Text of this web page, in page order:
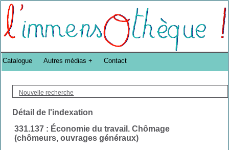
Bibliothèque DoucheFLUX Bibliotheek -->
Nouvelle recherche
Détail de l'indexation
331.137 : Économie du travail. Chômage
(chômeurs, ouvrages généraux)
Catalogue Autres médias Contact